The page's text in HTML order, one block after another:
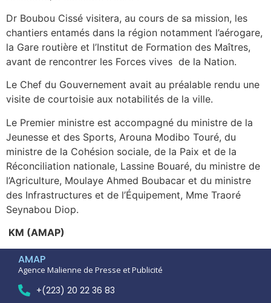
Dr Boubou Cissé visitera, au cours de sa mission, les
chantiers entamés dans la région notamment l’aérogare,
la Gare routière et l’Institut de Formation des Maîtres,
avant de rencontrer les Forces vives de la Nation.
Le Chef du Gouvernement avait au préalable rendu une
visite de courtoisie aux notabilités de la ville.
Le Premier ministre est accompagné du ministre de la
Jeunesse et des Sports, Arouna Modibo Touré, du
ministre de la Cohésion sociale, de la Paix et de la
Réconciliation nationale, Lassine Bouaré, du ministre de
l’Agriculture, Moulaye Ahmed Boubacar et du ministre
des Infrastructures et de l’Équipement, Mme Traoré
Seynabou Diop.
KM (AMAP)
AMAP
Agence Malienne de Presse et Publicité
+(223) 20 22 36 83